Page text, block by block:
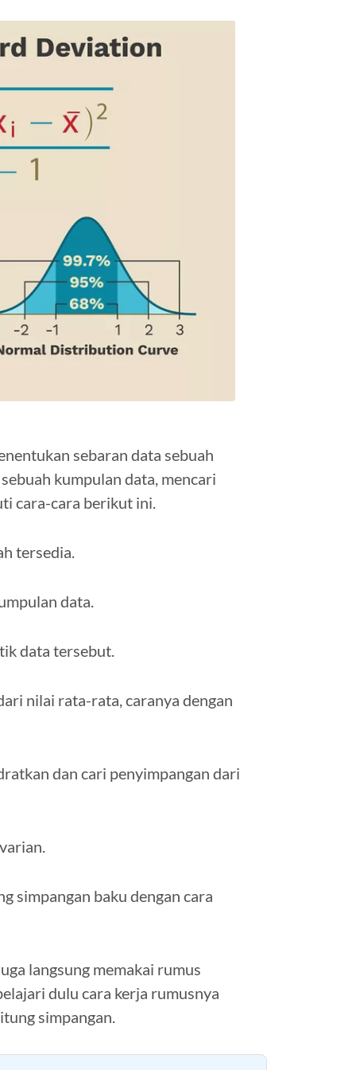
sebaran data sebuah
kumpulan data, mencari
cara-cara berikut ini.
tersedia.
data.
data tersebut.
nilai rata-rata, caranya dengan
dan cari penyimpangan dari
simpangan baku dengan cara
langsung memakai rumus
dulu cara kerja rumusnya
simpangan.